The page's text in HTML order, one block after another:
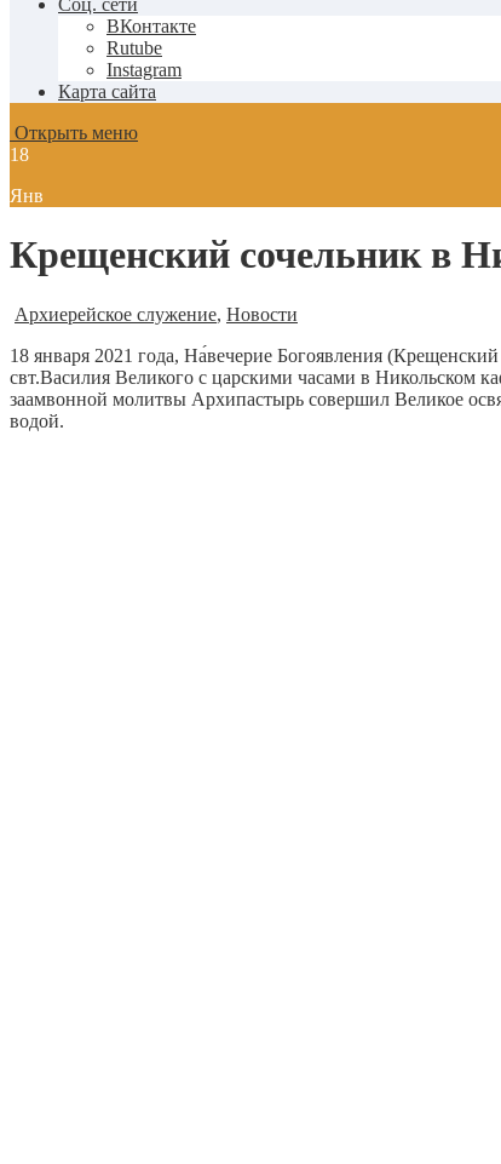
Соц. сети
ВКонтакте
Rutube
Instagram
Карта сайта
Открыть меню
18
Янв
Крещенский сочельник в
Архиерейское служение, Новости
18 января 2021 года, На́вечерие Богоявления
свт.Василия Великого с царскими часами в Никольском
заамвонной молитвы Архипастырь совершил Великое
водой.